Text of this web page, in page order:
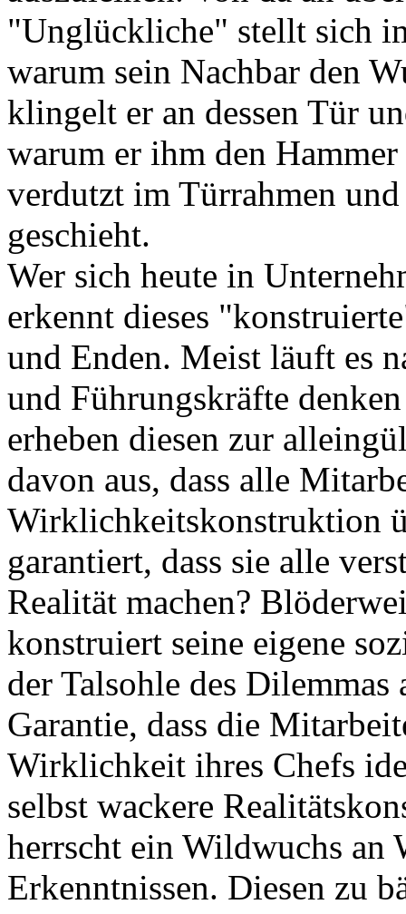
"Unglückliche" stellt sich
warum sein Nachbar den
klingelt er an dessen Tür
warum er ihm den
verdutzt im Türrahmen
geschieht.
Wer sich heute in
erkennt dieses
und Enden. Meist läuft es
und Führungskräfte
erheben diesen zur
davon aus, dass alle
Wirklichkeitskonstruktion
garantiert, dass sie alle
Realität machen?
konstruiert seine eigene
der Talsohle des
Garantie, dass die
Wirklichkeit ihres Chefs
selbst wackere
herrscht ein Wildwuchs an
Erkenntnissen. Diesen zu